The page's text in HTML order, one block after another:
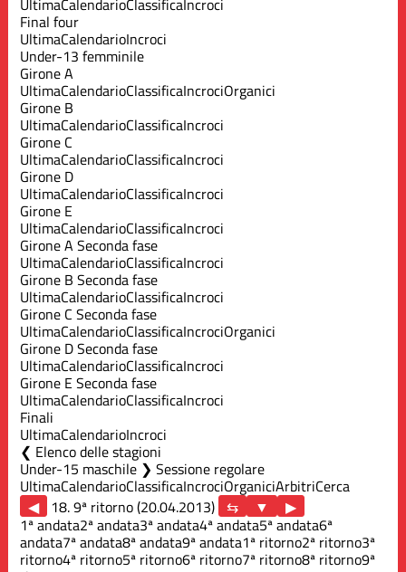
Final four
UltimaCalendarioIncroci
Under-13 femminile
Girone A
UltimaCalendarioClassificaIncrociOrganici
Girone B
UltimaCalendarioClassificaIncroci
Girone C
UltimaCalendarioClassificaIncroci
Girone D
UltimaCalendarioClassificaIncroci
Girone E
UltimaCalendarioClassificaIncroci
Girone A Seconda fase
UltimaCalendarioClassificaIncroci
Girone B Seconda fase
UltimaCalendarioClassificaIncroci
Girone C Seconda fase
UltimaCalendarioClassificaIncrociOrganici
Girone D Seconda fase
UltimaCalendarioClassificaIncroci
Girone E Seconda fase
UltimaCalendarioClassificaIncroci
Finali
UltimaCalendarioIncroci
Elenco delle stagioni
Under-15 maschile ❯ Sessione regolare
UltimaCalendarioClassificaIncrociOrganiciArbitriCerca
◀
18. 9ª ritorno (20.04.2013)
▶
1ª andata2ª andata3ª andata4ª andata5ª andata6ª
andata7ª andata8ª andata9ª andata1ª ritorno2ª ritorno3ª
ritorno4ª ritorno5ª ritorno6ª ritorno7ª ritorno8ª ritorno9ª